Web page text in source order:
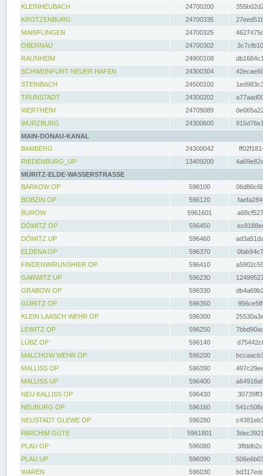
KLEINHEUBACH 24700200
KROTZENBURG
24700335
MAINFLINGEN
24700325
OBERNAU
24700302
RAUNHEIM
24900108
SCHWEINFURT NEUER HAFEN
24300304
STEINBACH
24500100
TRUNSTADT
24300202
WERTHEIM
24709089
WÜRZBURG
24300600
MAIN-DONAU-KANAL
BAMBERG
24300042
RIEDENBURG_UP
13409200
MÜRITZ-ELDE-WASSERSTRASSE
BARKOW OP
596100
BOBZIN OP
596120
BUROW
5961601
DÖMITZ OP
596450
DÖMITZ UP
596460
ELDENA OP
596370
FINDENWIRUNSHIER OP
596410
GARWITZ UP
596230
GRABOW OP
596330
GÜRITZ OP
596350
KLEIN LAASCH WEHR OP
596300
LEWITZ OP
596250
LÜBZ OP
596140
MALCHOW WEHR OP
596200
MALLISS OP
596390
MALLISS UP
596400
NEU KALLISS OP
596430
NEUBURG OP
596160
NEUSTADT GLEWE OP
596280
PARCHIM GÜTE
5961801
PLAU OP
596080
PLAU UP
596090
WAREN
596030